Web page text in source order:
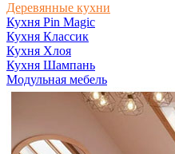
Деревянные кухни
Кухня Pin Magic
Кухня Классик
Кухня Хлоя
Кухня Шампань
Модульная мебель